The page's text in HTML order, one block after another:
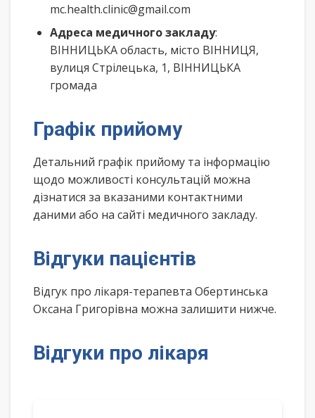
mc.health.clinic@gmail.com
Адреса медичного закладу:
ВІННИЦЬКА область, місто ВІННИЦЯ,
вулиця Стрілецька, 1, ВІННИЦЬКА
громада
Графік прийому
Детальний графік прийому та інформацію
щодо можливості консультацій можна
дізнатися за вказаними контактними
даними або на сайті медичного закладу.
Відгуки пацієнтів
Відгук про лікаря-терапевта Обертинська
Оксана Григорівна можна залишити нижче.
Відгуки про лікаря